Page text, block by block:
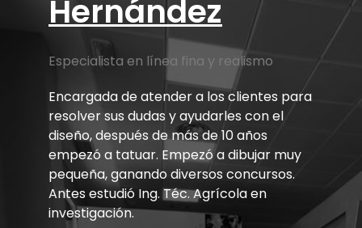
Hernández
Especialista en línea fina y realismo
Encargada de atender a los clientes para
resolver sus dudas y ayudarles con el
diseño, después de más de 10 años
empezó a tatuar. Empezó a dibujar muy
pequeña, ganando diversos concursos.
Antes estudió Ing. Téc. Agrícola en
investigación.